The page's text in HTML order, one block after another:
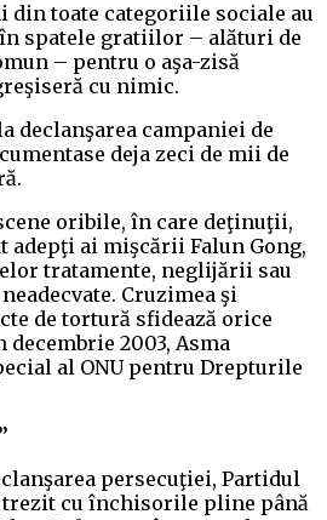
din toate categoriile sociale au
spatele gratiilor – alături de
– pentru o aşa-zisă
cu nimic.
declanşarea campaniei de
deja zeci de mii de
oribile, în care deţinuţii,
adepţi ai mişcării Falun Gong,
tratamente, neglijării sau
Cruzimea şi
de tortură sfidează orice
decembrie 2003, Asma
al ONU pentru Drepturile
persecuţiei, Partidul
trezit cu închisorile pline până